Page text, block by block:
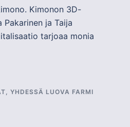
Kimonon 3D-
ja Taija
tarjoaa monia
,YHDESSÄ LUOVA FARMI